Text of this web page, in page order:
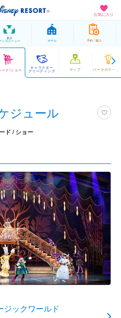
お気に入り
東京
ィズニーシー ホテル 予約 / 購入
ード/ショー キャラクター
グリーティング マップ パークのサービ
ジュール
ド / ショー
ジックワールド